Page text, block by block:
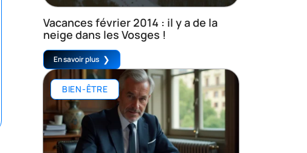
Vacances février 2014 : il y a de la
neige dans les Vosges !
En savoir plus
BIEN-ÊTRE